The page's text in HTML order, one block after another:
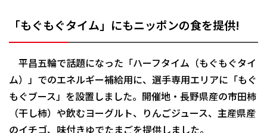
「もぐもぐタイム」にもニッポンの食を提供!
平昌五輪で話題になった「ハーフタイム（もぐもぐタイ
ム）」でのエネルギー補給用に、選手専用エリアに「もぐ
もぐブース」を設置しました。開催地・長野県産の市田柿
（干し柿）や飲むヨーグルト、りんごジュース、主産県産
のイチゴ、味付きゆでたまごを提供しました。